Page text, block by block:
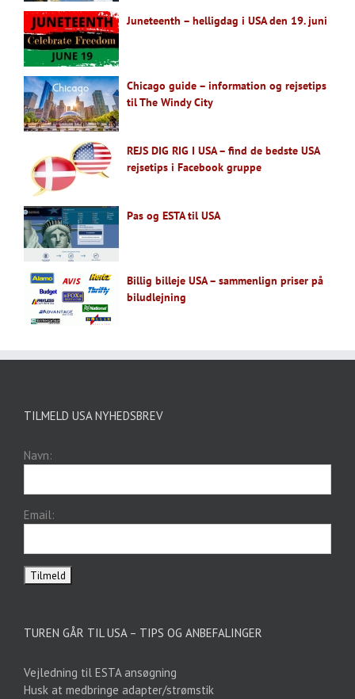
Juneteenth – helligdag i USA den 19. juni
Chicago guide – information og rejsetips
til The Windy City
REJS DIG RIG I USA – find de bedste USA
rejsetips i Facebook gruppe
Pas og ESTA til USA
Billig billeje USA – sammenlign priser på
biludlejning
TILMELD USA NYHEDSBREV
Navn:
Email:
TUREN GÅR TIL USA – TIPS OG ANBEFALINGER
Vejledning til ESTA ansøgning
Husk at medbringe adapter/strømstik